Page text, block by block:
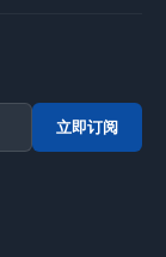
立即订阅